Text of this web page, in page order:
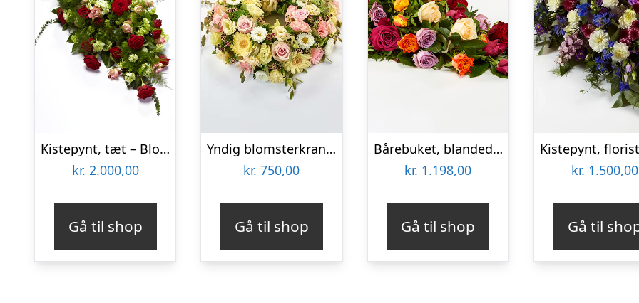
Kistepynt, tæt – Blomster til begravelse
kr. 2.000,00
Gå til shop
Yndig blomsterkrans i pastelfarver, floristens valg – Blomster til begravelse
kr. 750,00
Gå til shop
Bårebuket, blandede roser – Blomster til begravelse
kr. 1.198,00
Gå til shop
kr. 1.500,00
Gå til